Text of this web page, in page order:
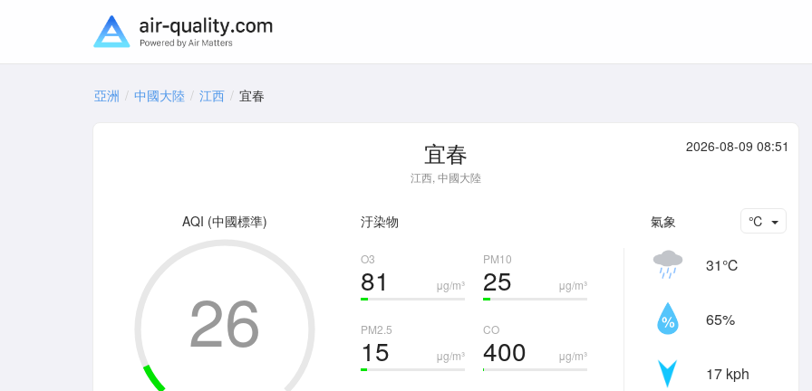
亞洲 中國大陸 江西 宜春
宜春
江西, 中國大陸
2026-08-09 08:51
AQI (中國標準)
26
汙染物
O3
μg/m³
81
PM10
μg/m³
25
PM2.5
μg/m³
15
CO
μg/m³
400
氣象 ℃
31℃
65%
17 kph